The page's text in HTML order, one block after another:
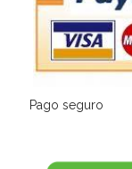
Pago seguro